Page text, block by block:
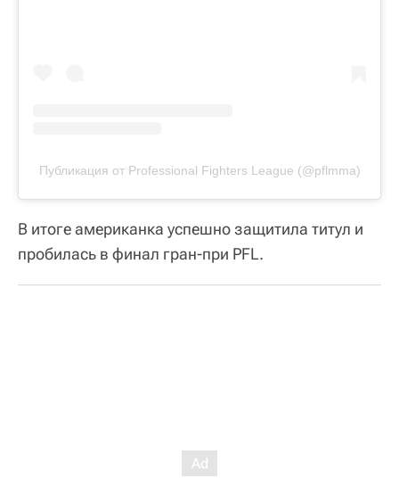
Публикация от Professional Fighters League (@pflmma)
В итоге американка успешно защитила титул и
пробилась в финал гран-при PFL.